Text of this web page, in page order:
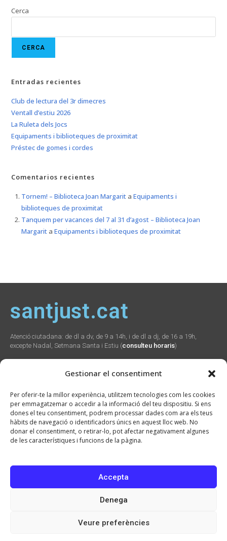
Gestionar el consentiment
Per oferir-te la millor experiència, utilitzem tecnologies com les cookies
per emmagatzemar o accedir a la informació del teu dispositiu. Si ens
dones el teu consentiment, podrem processar dades com ara els teus
hàbits de navegació o identificadors únics en aquest lloc web. No
donar el consentiment, o retirar-lo, pot afectar negativament algunes
de les característiques i funcions de la pàgina.
Accepta
Denega
Veure preferències
Cerca
CERCA
Entradas recientes
Club de lectura del 3r dimecres
Ventall d’estiu 2026
La Ruleta dels Jocs
Equipaments i biblioteques de proximitat
Préstec de gomes i cordes
Comentarios recientes
Tornem! – Biblioteca Joan Margarit aEquipaments i
biblioteques de proximitat
Tanquem per vacances del 7 al 31 d’agost – Biblioteca Joan
Margarit aEquipaments i biblioteques de proximitat
santjust.cat
Atenció ciutadana: de dl a dv, de 9 a 14h, i de dl a dj, de 16 a 19h,
excepte Nadal, Setmana Santa i Estiu (consulteu horaris)
Social
Webs
municipals
Promunsa
Promoció Econòmica
seu.cat
Contacte
Plaça Verdaguer, 2
Sant Just Desvern,
08960
934 804 800
Avís Legal